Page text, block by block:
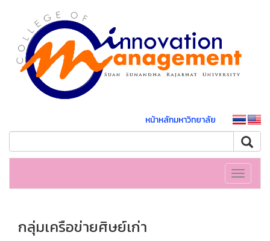
หน้าหลักมหาวิทยาลัย
Toggle
กลุ่มเครือข่ายศิษย์เก่า